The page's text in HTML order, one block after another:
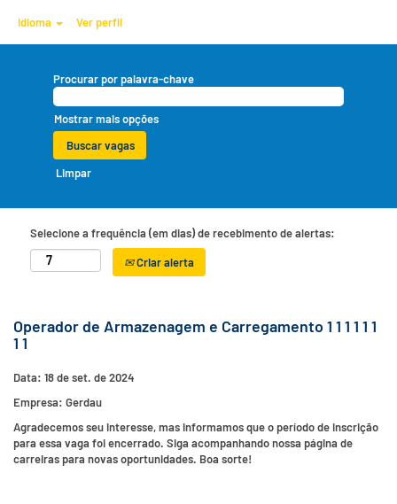
Idioma Ver perfil
Procurar por palavra-chave
Mostrar mais opções
Limpar
Selecione a frequência (em dias) de recebimento de alertas:
Criar alerta
Operador de Armazenagem e Carregamento 1 1 1 1 1 1
1 1
Data: 18 de set. de 2024
Empresa: Gerdau
Agradecemos seu interesse, mas informamos que o período de inscrição
para essa vaga foi encerrado. Siga acompanhando nossa página de
carreiras para novas oportunidades. Boa sorte!